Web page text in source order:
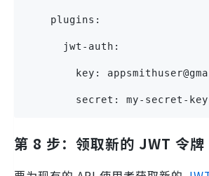
    plugins:
      jwt-auth:
key:
        secret: my-secret-key
第 8 步：领取新的 JWT 令牌